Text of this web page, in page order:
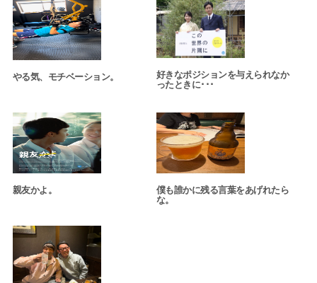
やる気、モチベーション。
好きなポジションを与えられなか
ったときに･･･
親友かよ。
僕も誰かに残る言葉をあげれたら
な。